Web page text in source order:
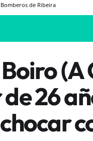
Bomberos de Ribeira
(A
26